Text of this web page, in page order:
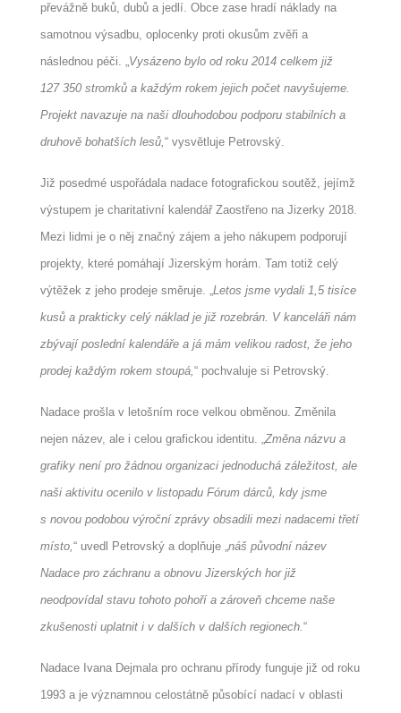
převážně buků, dubů a jedlí. Obce zase hradí náklady na
samotnou výsadbu, oplocenky proti okusům zvěři a
následnou péči. „Vysázeno bylo od roku 2014 celkem již
127 350 stromků a každým rokem jejich počet navyšujeme.
Projekt navazuje na naši dlouhodobou podporu stabilních a
druhově bohatších lesů,“ vysvětluje Petrovský.
Již posedmé uspořádala nadace fotografickou soutěž, jejímž
výstupem je charitativní kalendář Zaostřeno na Jizerky 2018.
Mezi lidmi je o něj značný zájem a jeho nákupem podporují
projekty, které pomáhají Jizerským horám. Tam totiž celý
výtěžek z jeho prodeje směruje. „Letos jsme vydali 1,5 tisíce
kusů a prakticky celý náklad je již rozebrán. V kanceláři nám
zbývají poslední kalendáře a já mám velikou radost, že jeho
prodej každým rokem stoupá,“ pochvaluje si Petrovský.
Nadace prošla v letošním roce velkou obměnou. Změnila
nejen název, ale i celou grafickou identitu. „Změna názvu a
grafiky není pro žádnou organizaci jednoduchá záležitost, ale
naši aktivitu ocenilo v listopadu Fórum dárců, kdy jsme
s novou podobou výroční zprávy obsadili mezi nadacemi třetí
místo,“ uvedl Petrovský a doplňuje „náš původní název
Nadace pro záchranu a obnovu Jizerských hor již
neodpovídal stavu tohoto pohoří a zároveň chceme naše
zkušenosti uplatnit i v dalších v dalších regionech.“
Nadace Ivana Dejmala pro ochranu přírody funguje již od roku
1993 a je významnou celostátně působící nadací v oblasti